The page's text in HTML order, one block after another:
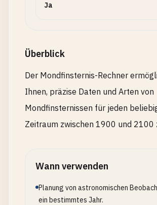
Ja
Überblick
Der Mondfinsternis-Rechner
Ihnen, präzise Daten und Arten von
Mondfinsternissen für jeden
Zeitraum zwischen 1900 und 2100
Wann verwenden
Planung von astronomischen
ein bestimmtes Jahr.